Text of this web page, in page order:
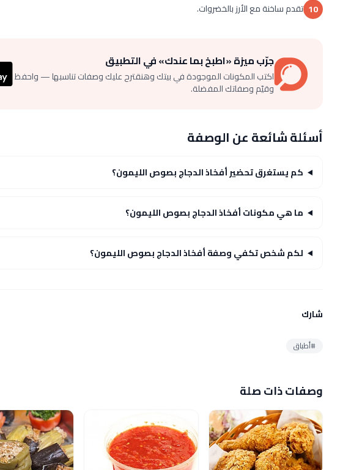
10 تقدم ساخنة مع الأرز بالخضروات.
جرّب ميزة «اطبخ بما عندك» في التطبيق
اكتب المكونات الموجودة في بيتك وهنقترح عليك وصفات تناسبها — واحفظ
وقيّم وصفاتك المفضلة.
أسئلة شائعة عن الوصفة
كم يستغرق تحضير أفخاذ الدجاج بصوص الليمون؟
ما هي مكونات أفخاذ الدجاج بصوص الليمون؟
لكم شخص تكفي وصفة أفخاذ الدجاج بصوص الليمون؟
شارك
#أطباق
وصفات ذات صلة